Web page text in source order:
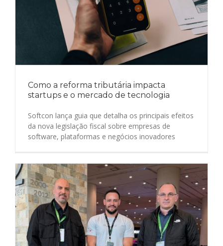
Como a reforma tributária impacta
startups e o mercado de tecnologia
Softcon lança guia que detalha os principais efeitos
da nova legislação fiscal sobre empresas de
software, plataformas e negócios inovadores